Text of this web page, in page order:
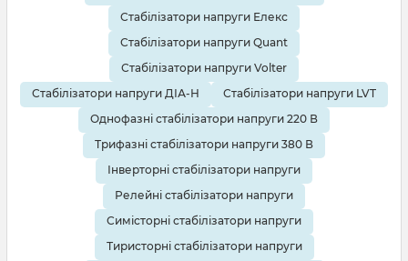
Стабілізатори напруги Елекс
Стабілізатори напруги Quant
Стабілізатори напруги Volter
Стабілізатори напруги ДІА-Н
Стабілізатори напруги LVT
Однофазні стабілізатори напруги 220 В
Трифазні стабілізатори напруги 380 В
Інверторні стабілізатори напруги
Релейні стабілізатори напруги
Симісторні стабілізатори напруги
Тиристорні стабілізатори напруги